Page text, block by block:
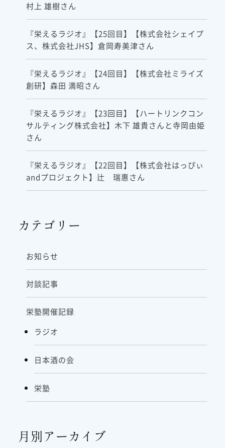
村上 雄樹さん
『栄えるラジオ』【25回目】【株式会社シェイプ
ス、株式会社JHS】倉岡寿美津さん
『栄えるラジオ』【24回目】【株式会社ミライズ
創研】森田 満昭さん
『栄えるラジオ』【23回目】【ハートリンクコン
サルティング株式会社】木下 雄貴さんと寺岡由姫
さん
『栄えるラジオ』【22回目】【株式会社はっぴぃ
andプロジェクト】辻 瑞惠さん
カテゴリー
お知らせ
対談記事
栄塾開催記録
ラジオ
日本酒の会
栄塾
月別アーカイブ